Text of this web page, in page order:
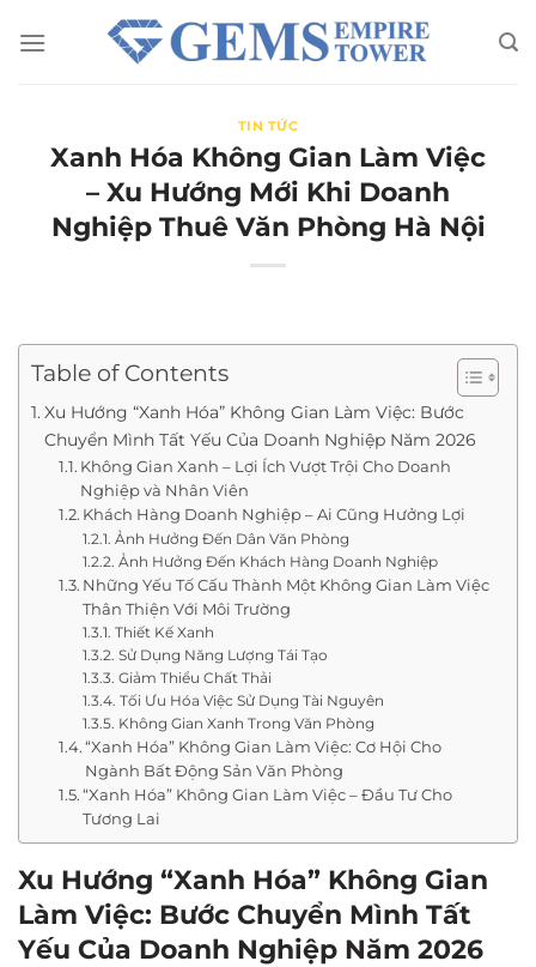
đến
TIN TỨC
Xanh Hóa Không Gian Làm Việc
– Xu Hướng Mới Khi Doanh
Nghiệp Thuê Văn Phòng Hà Nội
Table of Contents
Xu Hướng “Xanh Hóa” Không Gian Làm Việc: Bước
Chuyển Mình Tất Yếu Của Doanh Nghiệp Năm 2026
Không Gian Xanh – Lợi Ích Vượt Trội Cho Doanh
Nghiệp và Nhân Viên
Khách Hàng Doanh Nghiệp – Ai Cũng Hưởng Lợi
Ảnh Hưởng Đến Dân Văn Phòng
Ảnh Hưởng Đến Khách Hàng Doanh Nghiệp
Những Yếu Tố Cấu Thành Một Không Gian Làm Việc
Thân Thiện Với Môi Trường
Thiết Kế Xanh
Sử Dụng Năng Lượng Tái Tạo
Giảm Thiểu Chất Thải
Tối Ưu Hóa Việc Sử Dụng Tài Nguyên
Không Gian Xanh Trong Văn Phòng
“Xanh Hóa” Không Gian Làm Việc: Cơ Hội Cho
Ngành Bất Động Sản Văn Phòng
“Xanh Hóa” Không Gian Làm Việc – Đầu Tư Cho
Tương Lai
Xu Hướng “Xanh Hóa” Không Gian
Làm Việc: Bước Chuyển Mình Tất
Yếu Của Doanh Nghiệp Năm 2026